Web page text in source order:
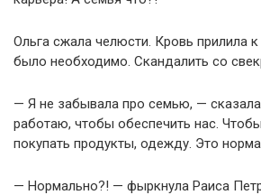
Ольга сжала челюсти. Кровь прилила
было необходимо. Скандалить со
— Я не забывала про семью, —
работаю, чтобы обеспечить нас. Чтобы
покупать продукты, одежду. Это
— Нормально?! — фыркнула Раиса